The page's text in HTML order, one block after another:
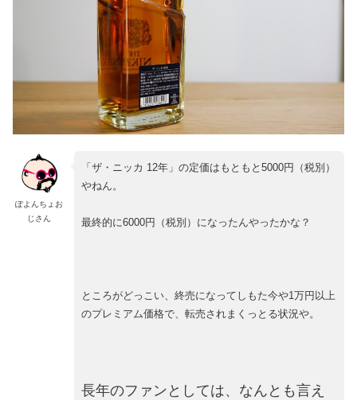
ぽよんちょお
じさん
「ザ・ニッカ 12年」の定価はもともと5000円（税別）
やねん。
最終的に6000円（税別）になったんやったかな？
ところがどっこい、終売になってしもた今や1万円以上
のプレミアム価格で、転売されまくっとる状況や。
長年のファンとしては、なんとも言え